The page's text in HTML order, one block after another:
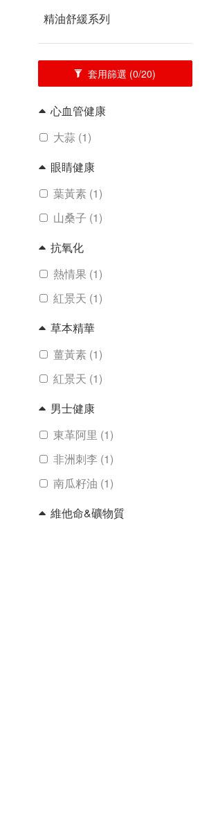
精油舒緩系列
套用篩選 (0/20)
心血管健康
大蒜 (1)
眼睛健康
葉黃素 (1)
山桑子 (1)
抗氧化
熱情果 (1)
紅景天 (1)
草本精華
薑黃素 (1)
紅景天 (1)
男士健康
東革阿里 (1)
非洲刺李 (1)
南瓜籽油 (1)
維他命&礦物質